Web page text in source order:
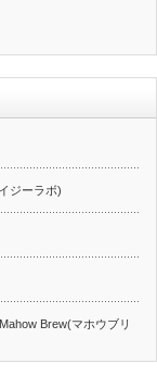
ジーラボ)
Brew(マホウブリ